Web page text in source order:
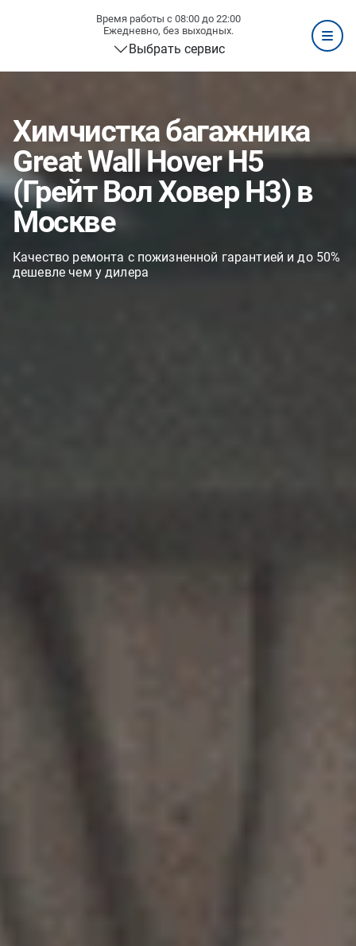
Время работы с 08:00 до 22:00
Ежедневно, без выходных.
Выбрать сервис
Химчистка багажника
Great Wall Hover H5
(Грейт Вол Ховер H3) в
Москве
Качество ремонта с пожизненной гарантией и до 50%
дешевле чем у дилера